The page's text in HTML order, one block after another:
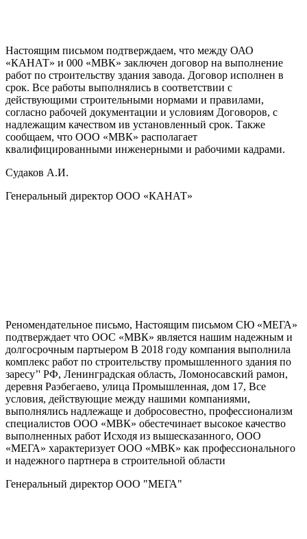
Настоящим письмом подтверждаем, что между ОАО
«КАНАТ» и 000 «МВК» заключен договор на выполнение
работ по строительству здания завода. Договор исполнен в
срок. Все работы выполнялись в соответствии с
действующими строительными нормами и правилами,
согласно рабочей документации и условиям Договоров, с
надлежащим качеством ив установленный срок. Также
сообщаем, что ООО «МВК» располагает
квалифицированными инженерными и рабочими кадрами.
Судаков А.И.
Генеральный директор ООО «КАНАТ»
Реномендательное письмо, Настоящим письмом СЮ «МЕГА»
подтверждает что ООС «МВК» является нашим надежным и
долгосрочным партыером В 2018 году компания выполнила
комплекс работ по строительству промышленного здания по
заресу’' РФ, Ленинградская область, Ломоносавский рамон,
деревня Раэбегаево, улица Промышленная, дом 17, Все
условия, действующие между нашими компаниями,
выполнялись надлежаще и добросовестно, профессионализм
специалистов ООО «МВК» обестечинает высокое качество
выполненных работ Исходя из вышесказанного, ООО
«МЕГА» характеризует ООО «МВК» как профессионального
и надежного партнера в строительной области
Генеральный директор ООО "МЕГА"